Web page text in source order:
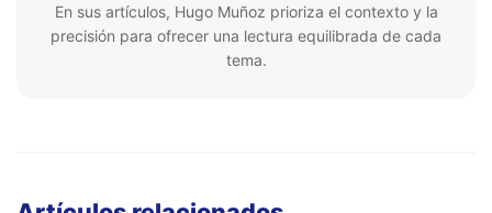
En sus artículos, Hugo Muñoz prioriza el contexto y la
precisión para ofrecer una lectura equilibrada de cada
tema.